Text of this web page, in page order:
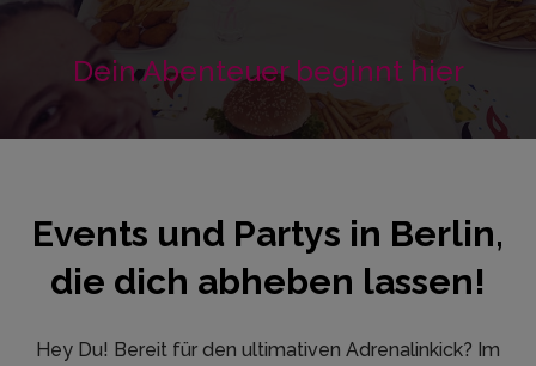
Dein Abenteuer beginnt hier
Events und Partys in Berlin,
die dich abheben lassen!
Hey Du! Bereit für den ultimativen Adrenalinkick? Im